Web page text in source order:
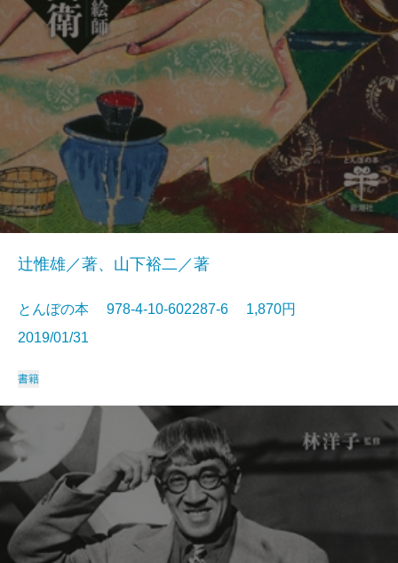
辻惟雄／著、山下裕二／著
とんぼの本 978-4-10-602287-6 1,870円
2019/01/31
書籍